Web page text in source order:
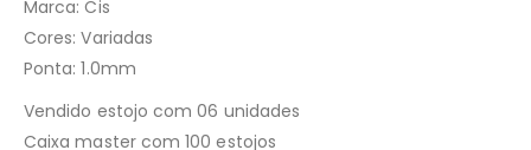
Marca: Cis
Cores: Variadas
Ponta: 1.0mm
Vendido estojo com 06 unidades
Caixa master com 100 estojos